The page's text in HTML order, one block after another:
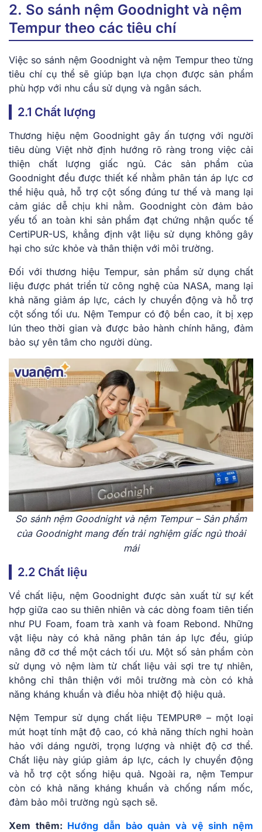
2. So sánh nệm Goodnight và nệm
Tempur theo các tiêu chí
Việc so sánh nệm Goodnight và nệm Tempur theo từng
tiêu chí cụ thể sẽ giúp bạn lựa chọn được sản phẩm
phù hợp với nhu cầu sử dụng và ngân sách.
2.1 Chất lượng
Thương hiệu nệm Goodnight gây ấn tượng với người
tiêu dùng Việt nhờ định hướng rõ ràng trong việc cải
thiện chất lượng giấc ngủ. Các sản phẩm của
Goodnight đều được thiết kế nhằm phân tán áp lực cơ
thể hiệu quả, hỗ trợ cột sống đúng tư thế và mang lại
cảm giác dễ chịu khi nằm. Goodnight còn đảm bảo
yếu tố an toàn khi sản phẩm đạt chứng nhận quốc tế
CertiPUR-US, khẳng định vật liệu sử dụng không gây
hại cho sức khỏe và thân thiện với môi trường.
Đối với thương hiệu Tempur, sản phẩm sử dụng chất
liệu được phát triển từ công nghệ của NASA, mang lại
khả năng giảm áp lực, cách ly chuyển động và hỗ trợ
cột sống tối ưu. Nệm Tempur có độ bền cao, ít bị xẹp
lún theo thời gian và được bảo hành chính hãng, đảm
bảo sự yên tâm cho người dùng.
So sánh nệm Goodnight và nệm Tempur – Sản phẩm
của Goodnight mang đến trải nghiệm giấc ngủ thoải
mái
2.2 Chất liệu
Về chất liệu, nệm Goodnight được sản xuất từ sự kết
hợp giữa cao su thiên nhiên và các dòng foam tiên tiến
như PU Foam, foam trà xanh và foam Rebond. Những
vật liệu này có khả năng phân tán áp lực đều, giúp
nâng đỡ cơ thể một cách tối ưu. Một số sản phẩm còn
sử dụng vỏ nệm làm từ chất liệu vải sợi tre tự nhiên,
không chỉ thân thiện với môi trường mà còn có khả
năng kháng khuẩn và điều hòa nhiệt độ hiệu quả.
Nệm Tempur sử dụng chất liệu TEMPUR® – một loại
mút hoạt tính mật độ cao, có khả năng thích nghi hoàn
hảo với dáng người, trọng lượng và nhiệt độ cơ thể.
Chất liệu này giúp giảm áp lực, cách ly chuyển động
và hỗ trợ cột sống hiệu quả. Ngoài ra, nệm Tempur
còn có khả năng kháng khuẩn và chống nấm mốc,
đảm bảo môi trường ngủ sạch sẽ.
Xem thêm: Hướng dẫn bảo quản và vệ sinh nệm